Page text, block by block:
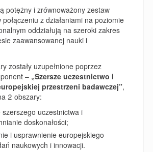
potężny i zrównoważony zestaw
połączeniu z działaniami na poziomie
oddziałują na szeroki zakres
zaawansowanej nauki i
zostały uzupełnione poprzez
– „Szersze uczestnictwo i
przestrzeni badawczej”,
2 obszary:
uczestnictwa i
doskonałości;
i usprawnienie europejskiego
naukowych i innowacji.